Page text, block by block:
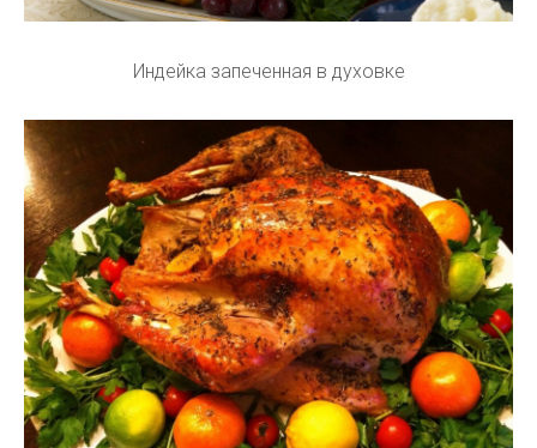
Индейка запеченная в духовке